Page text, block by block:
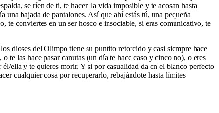
se ríen de ti, te hacen la vida imposible y te acosan hasta
bajada de pantalones. Así que ahí estás tú, una pequeña
te conviertes en un ser hosco e insociable, si eras comunicativo, te
dioses del Olimpo tiene su puntito retorcido y casi siempre hace
te las hace pasar canutas (un día te hace caso y cinco no), o eres
ella y te quieres morir. Y si por casualidad da en el blanco perfecto
cualquier cosa por recuperarlo, rebajándote hasta límites